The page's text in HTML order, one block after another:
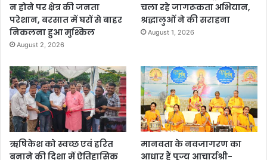
न होने पर क्षेत्र की जनता
परेशान, बरसात में घरों से बाहर
निकलना हुआ मुश्किल
August 2, 2026
चला रहे जागरूकता अभियान,
श्रद्धालुओं ने की सराहना
August 1, 2026
ऋषिकेश को स्वच्छ एवं हरित
बनाने की दिशा में ऐतिहासिक
मानवता के नवजागरण का
आधार हैं पूज्य आचार्यश्री-